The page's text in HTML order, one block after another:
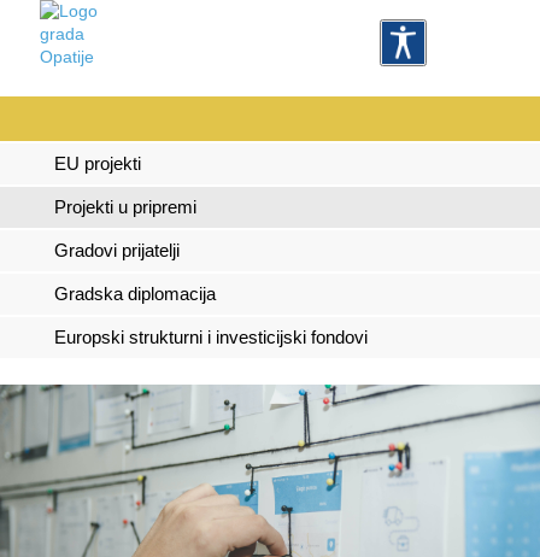
EU projekti
Projekti u pripremi
Gradovi prijatelji
Gradska diplomacija
Europski strukturni i investicijski fondovi